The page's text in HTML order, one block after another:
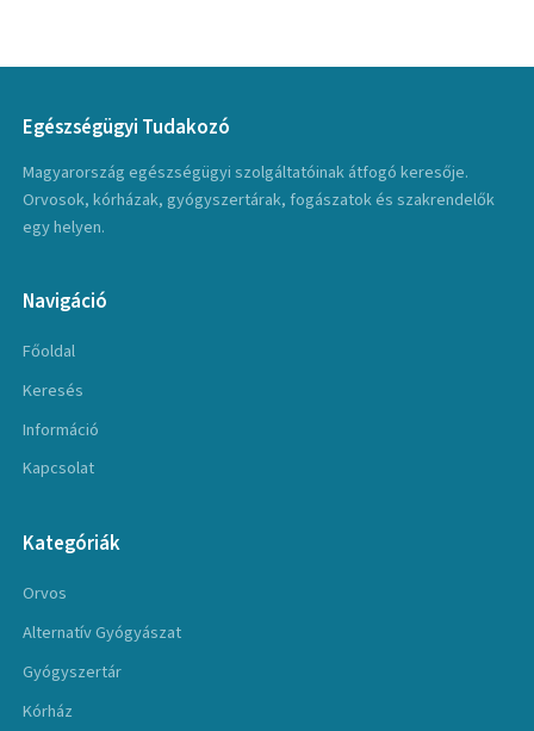
Egészségügyi Tudakozó
Magyarország egészségügyi szolgáltatóinak átfogó keresője.
Orvosok, kórházak, gyógyszertárak, fogászatok és szakrendelők
egy helyen.
Navigáció
Főoldal
Keresés
Információ
Kapcsolat
Kategóriák
Orvos
Alternatív Gyógyászat
Gyógyszertár
Kórház